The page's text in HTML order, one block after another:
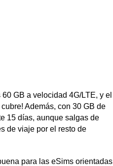
GB a velocidad 4G/LTE, y el
Además, con 30 GB de
15 días, aunque salgas de
de viaje por el resto de
para las eSims orientadas